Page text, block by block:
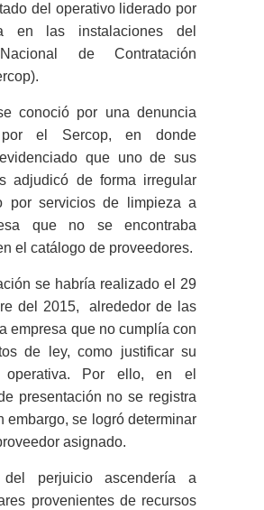
del operativo liderado por
en las instalaciones del
de Contratación
conoció por una denuncia
por el Sercop, en donde
que uno de sus
adjudicó de forma irregular
por servicios de limpieza a
que no se encontraba
el catálogo de proveedores.
se habría realizado el 29
del 2015, alrededor de las
empresa que no cumplía con
de ley, como justificar su
operativa. Por ello, en el
presentación no se registra
embargo, se logró determinar
asignado.
perjuicio ascendería a
provenientes de recursos